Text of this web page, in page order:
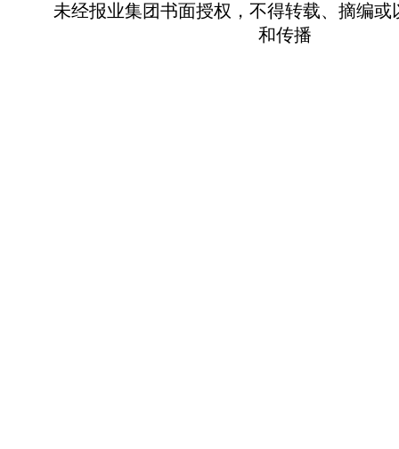
未经报业集团书面授权，不得转载、摘编或
和传播